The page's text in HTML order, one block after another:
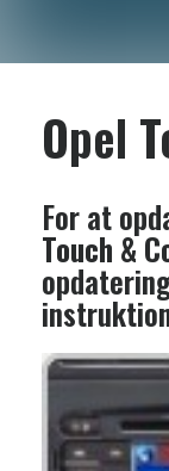
Opel
For at
Touch &